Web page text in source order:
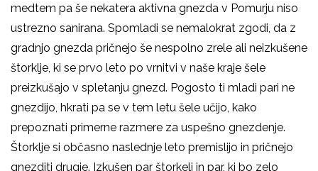
medtem pa še nekatera aktivna gnezda v Pomurju niso
ustrezno sanirana. Spomladi se nemalokrat zgodi, da z
gradnjo gnezda pričnejo še nespolno zrele ali neizkušene
štorklje, ki se prvo leto po vrnitvi v naše kraje šele
preizkušajo v spletanju gnezd. Pogosto ti mladi pari ne
gnezdijo, hkrati pa se v tem letu šele učijo, kako
prepoznati primerne razmere za uspešno gnezdenje.
Štorklje si občasno naslednje leto premislijo in pričnejo
gnezditi drugje. Izkušen par štorkelj in par, ki bo zelo